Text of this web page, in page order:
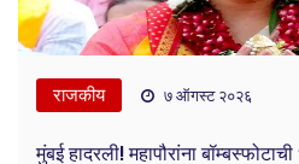
राजकीय ७ ऑगस्ट २०२६
मुंबई हादरली! महापौरांना